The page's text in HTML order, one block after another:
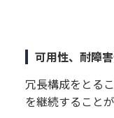
可用性、耐障
冗長構成をとる
を継続することが